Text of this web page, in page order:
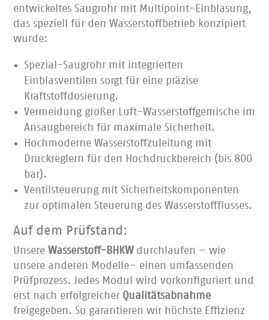
entwickeltes Saugrohr mit Multipoint-Einblasung,
das speziell für den Wasserstoffbetrieb konzipiert
wurde:
Spezial-Saugrohr mit integrierten
Einblasventilen sorgt für eine präzise
Kraftstoffdosierung.
Vermeidung großer Luft-Wasserstoffgemische im
Ansaugbereich für maximale Sicherheit.
Hochmoderne Wasserstoffzuleitung mit
Druckreglern für den Hochdruckbereich (bis 800
bar).
Ventilsteuerung mit Sicherheitskomponenten
zur optimalen Steuerung des Wasserstoffflusses.
Auf dem Prüfstand:
UnsereWasserstoff-BHKWdurchlaufen – wie
unsere anderen Modelle– einen umfassenden
Prüfprozess. Jedes Modul wird vorkonfiguriert und
erst nach erfolgreicher Qualitätsabnahme
freigegeben. So garantieren wir höchste Effizienz